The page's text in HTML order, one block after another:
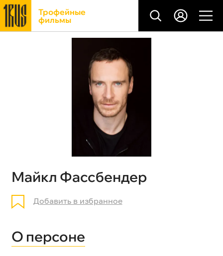
Трофейные
фильмы
Майкл Фассбендер
Добавить в избранное
О персоне